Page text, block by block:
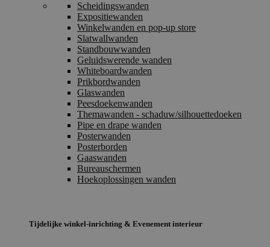
Scheidingswanden
Expositiewanden
Winkelwanden en pop-up store
Slatwallwanden
Standbouwwanden
Geluidswerende wanden
Whiteboardwanden
Prikbordwanden
Glaswanden
Peesdoekenwanden
Themawanden - schaduw/silhouettedoeken
Pipe en drape wanden
Posterwanden
Posterborden
Gaaswanden
Bureauschermen
Hoekoplossingen wanden
Tijdelijke winkel-inrichting & Evenement interieur